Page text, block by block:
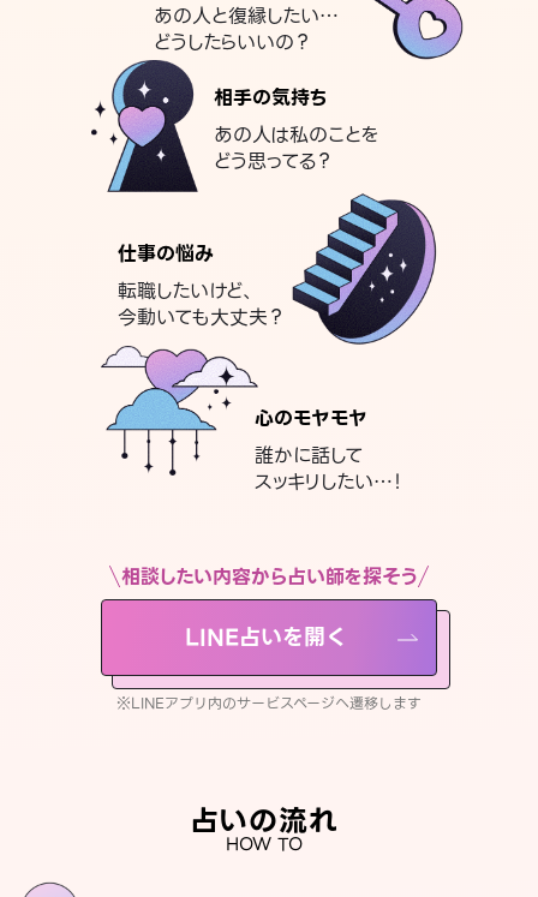
あの人と復縁したい…
どうしたらいいの？
相手の気持ち
あの人は私のことを
どう思ってる？
仕事の悩み
転職したいけど、
今動いても大丈夫？
心のモヤモヤ
誰かに話して
スッキリしたい…！
相談したい内容から占い師を探そう
LINE占いを開く
※LINEアプリ内のサービスページへ遷移します
占いの流れ
HOW TO